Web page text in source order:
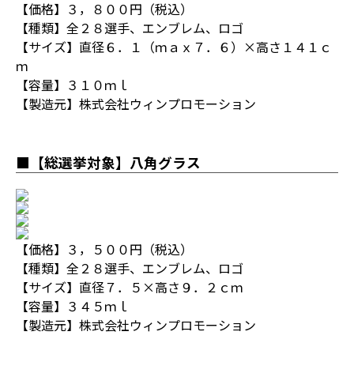
【価格】３，８００円（税込）
【種類】全２８選手、エンブレム、ロゴ
【サイズ】直径６．１（ｍａｘ７．６）×高さ１４１ｃ
ｍ
【容量】３１０ｍｌ
【製造元】株式会社ウィンプロモーション
■【総選挙対象】八角グラス
【価格】３，５００円（税込）
【種類】全２８選手、エンブレム、ロゴ
【サイズ】直径７．５×高さ９．２ｃｍ
【容量】３４５ｍｌ
【製造元】株式会社ウィンプロモーション